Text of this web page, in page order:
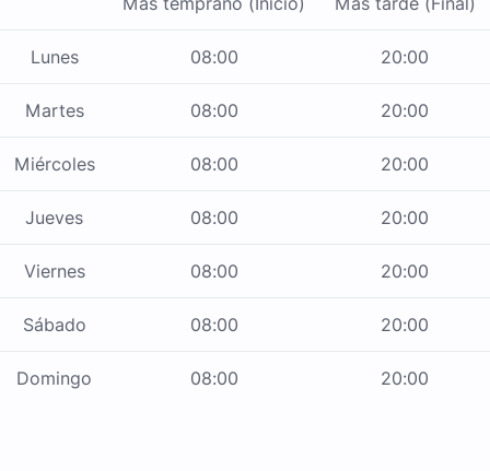
Lunes 08:00 20:00
Martes 08:00 20:00
Miércoles 08:00 20:00
Jueves 08:00 20:00
Viernes 08:00 20:00
Sábado 08:00 20:00
Domingo 08:00 20:00